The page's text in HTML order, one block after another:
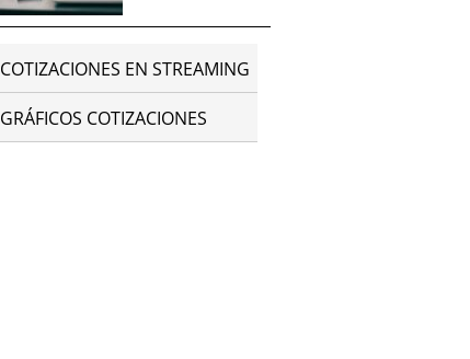
COTIZACIONES EN STREAMING
GRÁFICOS COTIZACIONES